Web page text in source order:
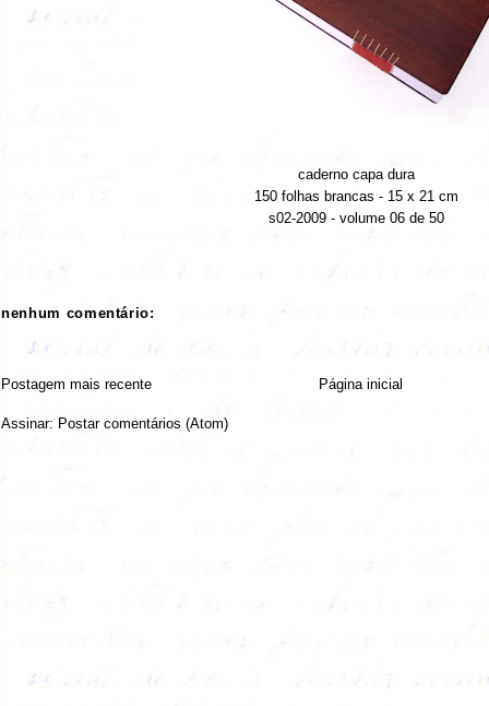
caderno capa dura
150 folhas brancas - 15 x 21 cm
s02-2009 - volume 06 de 50
nenhum comentário:
Postagem mais recente Página inicial
Assinar: Postar comentários (Atom)